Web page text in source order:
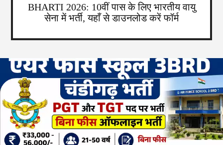
BHARTI 2026: 10वीं पास के लिए भारतीय वायु
सेना में भर्ती, यहाँ से डाउनलोड करें फॉर्म